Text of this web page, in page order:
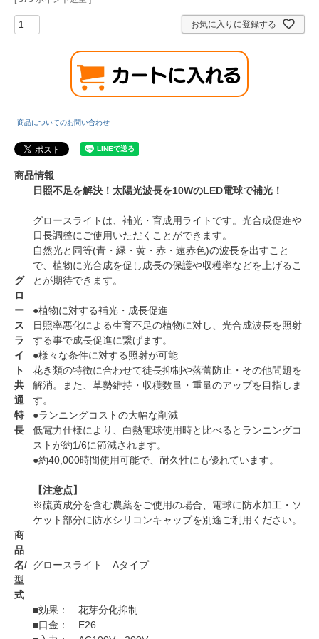
お気に入りに登録する
商品についてのお問い合わせ
商品情報
グ
ロ
ー
ス
ラ
イ
ト
共
通
特
長
日照不足を解決！太陽光波長を10WのLED電球で補光！
グロースライトは、補光・育成用ライトです。光合成促進や
日長調整にご使用いただくことができます。
自然光と同等(青・緑・黄・赤・遠赤色)の波長を出すこと
で、植物に光合成を促し成長の保護や収穫率などを上げるこ
とが期待できます。
●植物に対する補光・成長促進
日照率悪化による生育不足の植物に対し、光合成波長を照射
する事で成長促進に繋げます。
●様々な条件に対する照射が可能
花き類の特徴に合わせて徒長抑制や落蕾防止・その他問題を
解消。また、草勢維持・収穫数量・重量のアップを目指しま
す。
●ランニングコストの大幅な削減
低電力仕様により、白熱電球使用時と比べるとランニングコ
ストが約1/6に節減されます。
●約40,000時間使用可能で、耐久性にも優れています。
【注意点】
※硫黄成分を含む農薬をご使用の場合、電球に防水加工・ソ
ケット部分に防水シリコンキャップを別途ご利用ください。
商
品
名/
型
式
グロースライト Aタイプ
■効果： 花芽分化抑制
■口金： E26